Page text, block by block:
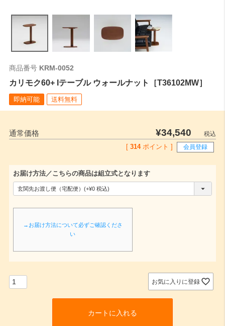
商品番号 KRM-0052
カリモク60+ Iテーブル ウォールナット［T36102MW］
即納可能 送料無料
通常価格 ¥34,540
税込
[ 314 ポイント ] 会員登録
お届け方法／こちらの商品は組立式となります
→お届け方法について必ずご確認くださ
い
お気に入りに登録
カートに入れる